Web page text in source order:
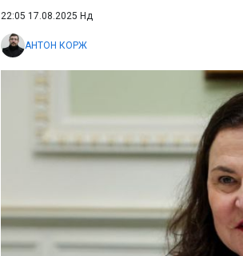
22:05 17.08.2025 Нд
АНТОН КОРЖ